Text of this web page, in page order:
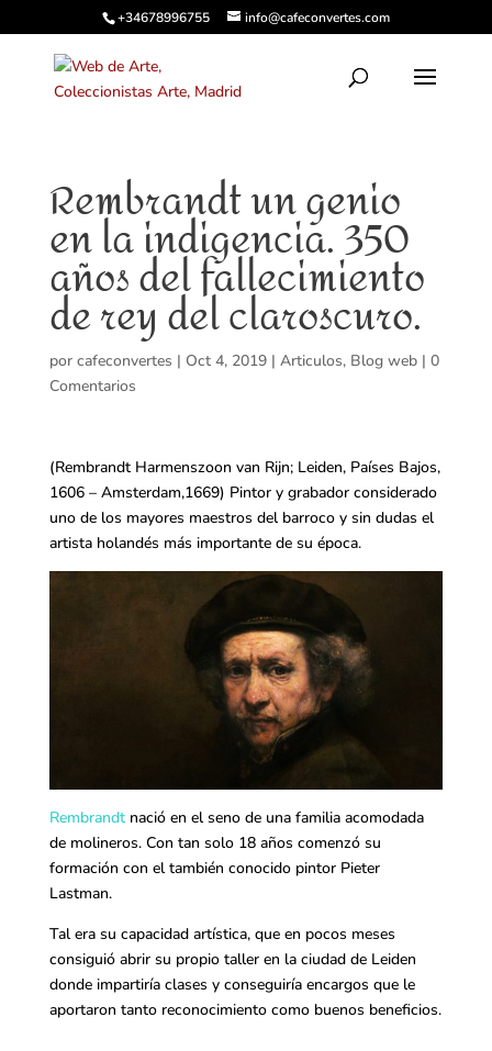
+34678996755 info@cafeconvertes.com
Rembrandt un genio
en la indigencia. 350
años del fallecimiento
de rey del claroscuro.
por cafeconvertes | Oct 4, 2019| Articulos, Blog web| 0
Comentarios
(Rembrandt Harmenszoon van Rijn; Leiden, Países Bajos,
1606 – Amsterdam,1669) Pintor y grabador considerado
uno de los mayores maestros del barroco y sin dudas el
artista holandés más importante de su época.
Rembrandtnació en el seno de una familia acomodada
de molineros. Con tan solo 18 años comenzó su
formación con el también conocido pintor Pieter
Lastman.
Tal era su capacidad artística, que en pocos meses
consiguió abrir su propio taller en la ciudad de Leiden
donde impartiría clases y conseguiría encargos que le
aportaron tanto reconocimiento como buenos beneficios.